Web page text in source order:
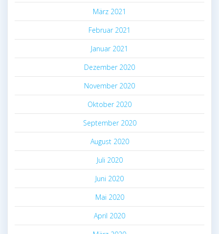
März 2021
Februar 2021
Januar 2021
Dezember 2020
November 2020
Oktober 2020
September 2020
August 2020
Juli 2020
Juni 2020
Mai 2020
April 2020